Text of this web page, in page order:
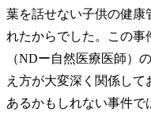
葉を話せない子供の健康
れたからでした。この事
（NDー自然医療医師）
え方が大変深く関係し
あるかもしれない事件で